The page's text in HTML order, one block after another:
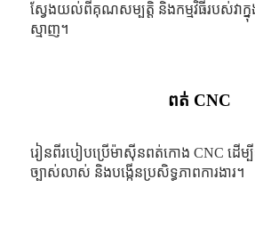
ស្វែងយល់ពីគុណសម្បត្តិ និងកម្មវិធីរបស់វាក្
ស្មាញ។
ពត់ CNC
រៀនពីរបៀបប្រើម៉ាស៊ីនពត់កោង CNC ដើម្
ច្បាស់លាស់ និងបង្កើនប្រសិទ្ធភាពការងារ។